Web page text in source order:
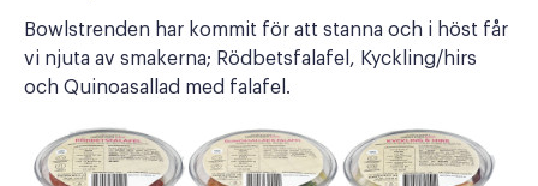
Bowlstrenden har kommit för att stanna och i höst får
vi njuta av smakerna; Rödbetsfalafel, Kyckling/hirs
och Quinoasallad med falafel.